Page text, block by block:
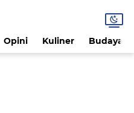
Opini Kuliner Budaya